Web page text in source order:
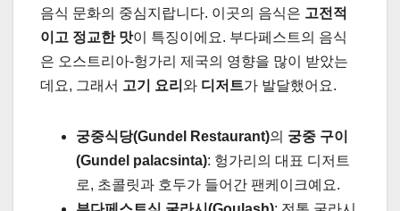
음식 문화의 중심지랍니다. 이곳의 음식은 고전적
이고 정교한 맛이 특징이에요. 부다페스트의 음식
은 오스트리아-헝가리 제국의 영향을 많이 받았는
데요, 그래서 고기 요리 와 디저트가 발달했어요.
궁중식당(Gundel Restaurant)의 궁중 구이
(Gundel palacsinta): 헝가리의 대표 디저트
로, 초콜릿과 호두가 들어간 팬케이크예요.